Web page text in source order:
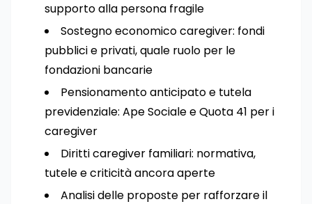
supporto alla persona fragile
Sostegno economico caregiver: fondi
pubblici e privati, quale ruolo per le
fondazioni bancarie
Pensionamento anticipato e tutela
previdenziale: Ape Sociale e Quota 41 per i
caregiver
Diritti caregiver familiari: normativa,
tutele e criticità ancora aperte
Analisi delle proposte per rafforzare il